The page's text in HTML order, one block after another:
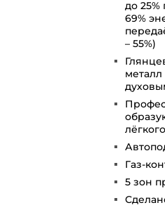
до
69%
– 55%)
Газ-
5 зон